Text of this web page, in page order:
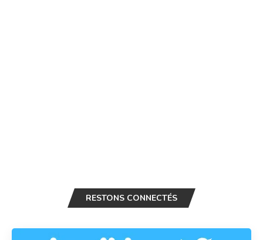
RESTONS CONNECTÉS